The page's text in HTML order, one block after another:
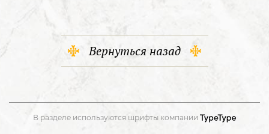
Вернуться назад
В разделе используются шрифты компании